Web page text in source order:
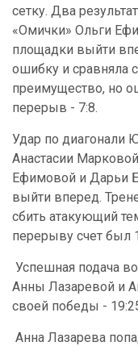
сетку. Два
«Омички» Ольги
площадки выйти
ошибку и сравняла
преимущество, но
перерыв - 7:8.
Удар по диагонали
Анастасии
Ефимовой и Дарьи
выйти вперед.
сбить атакующий
перерыву счет был
Успешная подача
Анны Лазаревой и
своей победы -
Анна Лазарева